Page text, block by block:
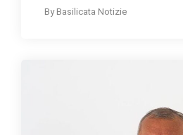
By Basilicata Notizie